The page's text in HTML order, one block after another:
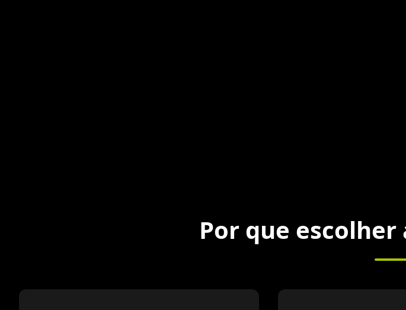
Por que escolher